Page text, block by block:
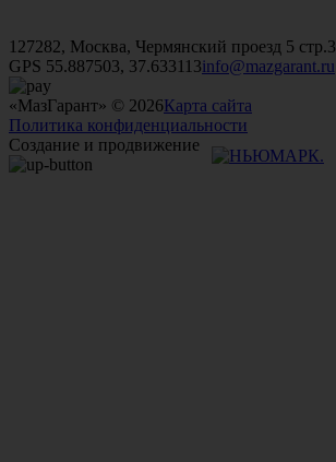
127282, Москва, Чермянский проезд 5 стр.3
GPS 55.887503, 37.633113info@mazgarant.ru
«МазГарант» © 2026Карта сайта
Политика конфиденциальности
Создание и продвижение